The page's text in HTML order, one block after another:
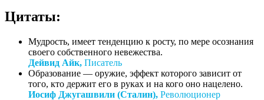
Цитаты:
Мудрость, имеет тенденцию к росту, по мере осознания
своего собственного невежества.
Дейвид Айк, Писатель
Образование — оружие, эффект которого зависит от
того, кто держит его в руках и на кого оно нацелено.
Иосиф Джугашвили (Сталин), Революционер